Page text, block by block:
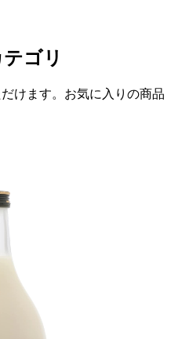
テゴリ
けます。お気に入りの商品